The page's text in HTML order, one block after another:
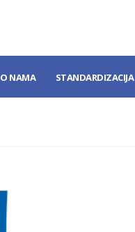
O NAMA STANDARDIZACIJA